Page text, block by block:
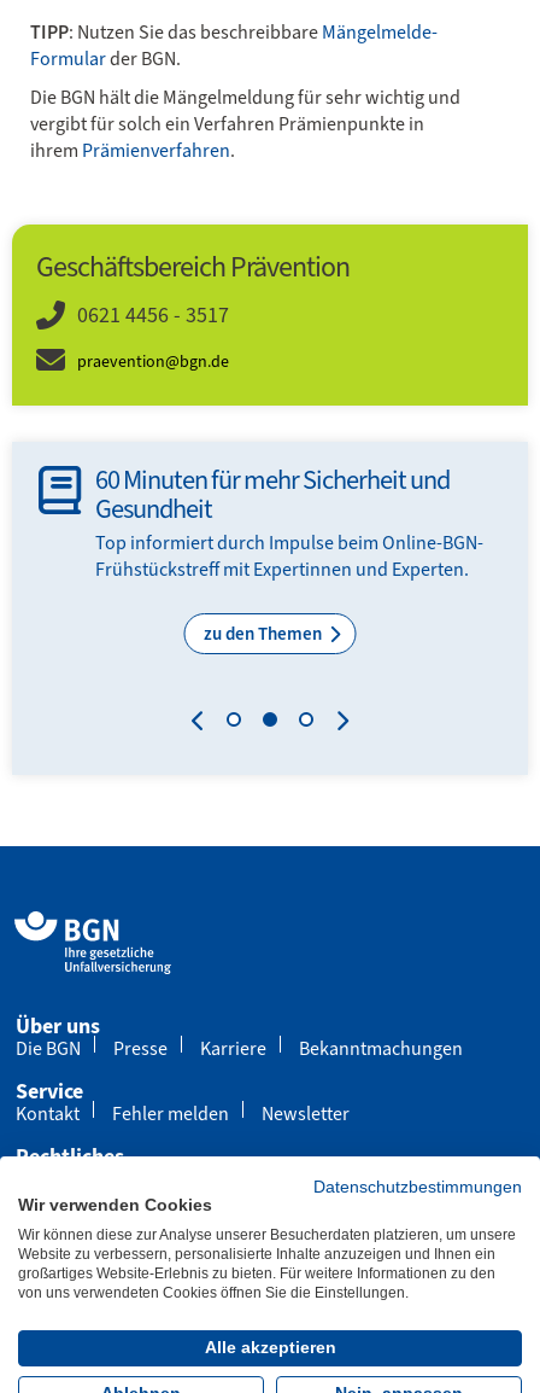
TIPP: Nutzen Sie das beschreibbareMängelmelde-
Formularder BGN.
Die BGN hält die Mängelmeldung für sehr wichtig und
vergibt für solch ein Verfahren Prämienpunkte in
ihrem Prä­mienverfahren.
Geschäftsbereich Prävention
0621 4456 - 3517
praevention@bgn.de
60 Minuten für mehr Sicherheit und
Gesundheit
Top informiert durch Impulse beim Online-BGN-
Frühstückstreff mit Expertinnen und Experten.
zu den Themen
Über uns
Die BGN Presse Karriere Bekanntmachungen
Service
Kontakt Fehler melden Newsletter
Rechtliches
Cookies
Barrierefreiheit
Übersicht Leichte Sprache Gebärdensprache
Letzte Aktualisierung 27.11.2025
Folgen Sie uns:
Datenschutzbestimmungen
Wir verwenden Cookies
Wir können diese zur Analyse unserer Besucherdaten platzieren, um unsere
Website zu verbessern, personalisierte Inhalte anzuzeigen und Ihnen ein
großartiges Website-Erlebnis zu bieten. Für weitere Informationen zu den
von uns verwendeten Cookies öffnen Sie die Einstellungen.
Alle akzeptieren